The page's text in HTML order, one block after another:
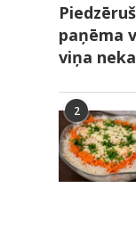
paņēma
viņa
2